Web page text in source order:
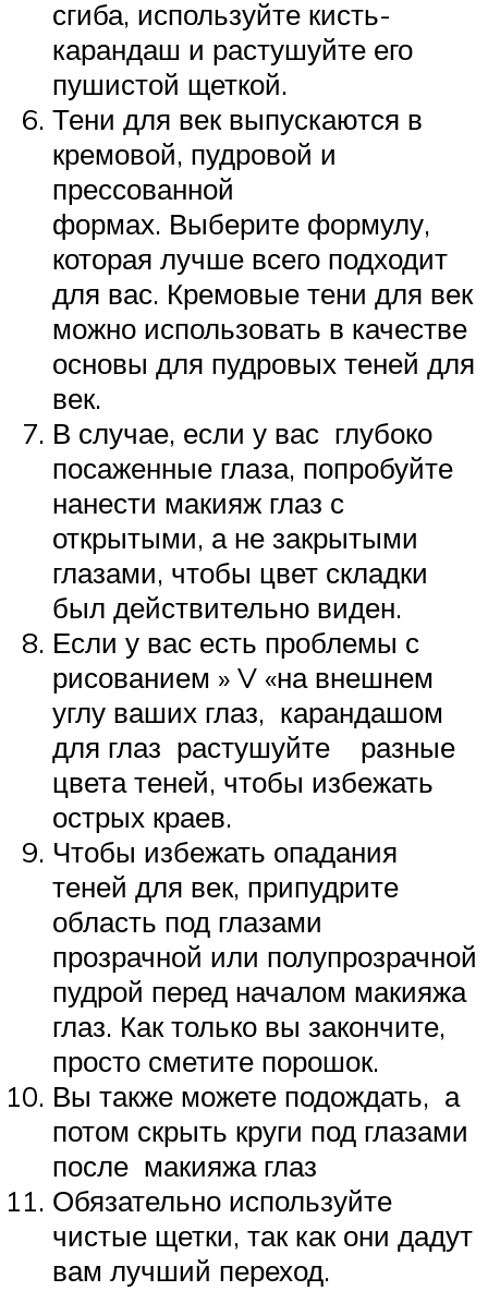
сгиба, используйте кисть-
карандаш и растушуйте его
пушистой щеткой.
Тени для век выпускаются в
кремовой, пудровой и
прессованной
формах. Выберите формулу,
которая лучше всего подходит
для вас. Кремовые тени для век
можно использовать в качестве
основы для пудровых теней для
век.
В случае, если у вас глубоко
посаженные глаза, попробуйте
нанести макияж глаз с
открытыми, а не закрытыми
глазами, чтобы цвет складки
был действительно виден.
Если у вас есть проблемы с
рисованием » V «на внешнем
углу ваших глаз, карандашом
для глаз растушуйте разные
цвета теней, чтобы избежать
острых краев.
Чтобы избежать опадания
теней для век, припудрите
область под глазами
прозрачной или полупрозрачной
пудрой перед началом макияжа
глаз. Как только вы закончите,
просто сметите порошок.
Вы также можете подождать, а
потом скрыть круги под глазами
после макияжа глаз
Обязательно используйте
чистые щетки, так как они дадут
вам лучший переход.